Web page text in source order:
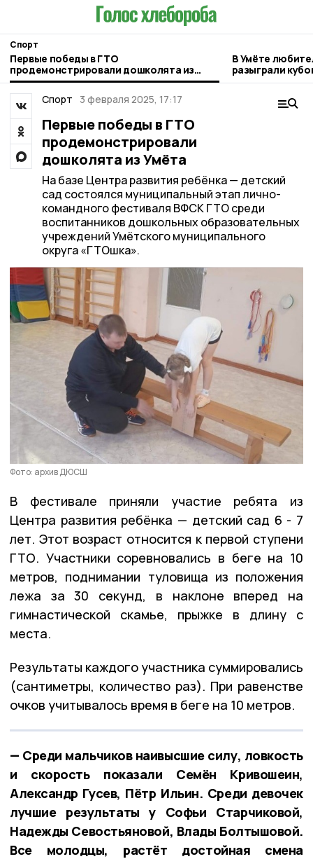
Спорт
Первые победы в ГТО
продемонстрировали дошколята из
Умёта
В Умёте
разыграли
Спорт 3 февраля 2025, 17:17
Первые победы в ГТО
продемонстрировали
дошколята из Умёта
На базе Центра развития ребёнка — детский
сад состоялся муниципальный этап лично-
командного фестиваля ВФСК ГТО среди
воспитанников дошкольных образовательных
учреждений Умётского муниципального
округа «ГТОшка».
Фото: архив ДЮСШ
В фестивале приняли участие ребята из
Центра развития ребёнка — детский сад 6 - 7
лет. Этот возраст относится к первой ступени
ГТО. Участники соревновались в беге на 10
метров, поднимании туловища из положения
лежа за 30 секунд, в наклоне вперед на
гимнастической скамье, прыжке в длину с
места.
Результаты каждого участника суммировались
(сантиметры, количество раз). При равенстве
очков учитывалось время в беге на 10 метров.
— Среди мальчиков наивысшие силу, ловкость
и скорость показали Семён Кривошеин,
Александр Гусев, Пётр Ильин. Среди девочек
лучшие результаты у Софьи Старчиковой,
Надежды Севостьяновой, Влады Болтышовой.
Все молодцы, растёт достойная смена